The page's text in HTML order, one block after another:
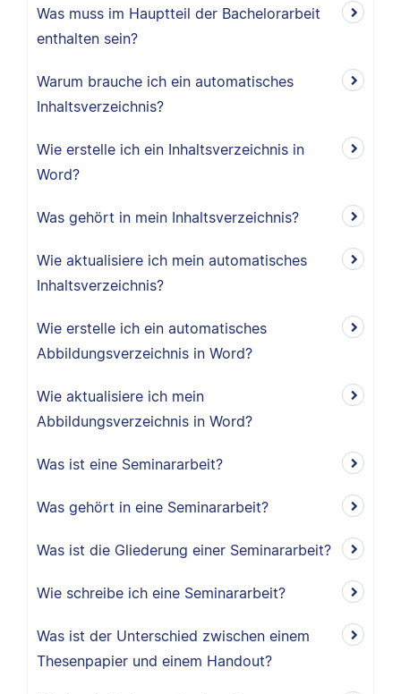
Was muss im Hauptteil der Bachelorarbeit
enthalten sein?
Warum brauche ich ein automatisches
Inhaltsverzeichnis?
Wie erstelle ich ein Inhaltsverzeichnis in
Word?
Was gehört in mein Inhaltsverzeichnis?
Wie aktualisiere ich mein automatisches
Inhaltsverzeichnis?
Wie erstelle ich ein automatisches
Abbildungsverzeichnis in Word?
Wie aktualisiere ich mein
Abbildungsverzeichnis in Word?
Was ist eine Seminararbeit?
Was gehört in eine Seminararbeit?
Was ist die Gliederung einer Seminararbeit?
Wie schreibe ich eine Seminararbeit?
Was ist der Unterschied zwischen einem
Thesenpapier und einem Handout?